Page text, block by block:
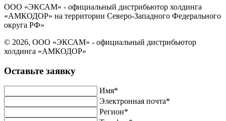
ООО «ЭКСАМ» - официальный дистрибьютор холдинга
«АМКОДОР» на территории Северо-Западного Федерального
округа РФ»
© 2026, ООО «ЭКСАМ» - официальный дистрибьютор
холдинга «АМКОДОР»
Оставьте заявку
Имя*
Электронная почта*
Регион*